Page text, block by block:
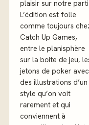
plaisir sur notre
L’édition est folle
comme toujours
Catch Up Games,
entre le planisphère
sur la boite de jeu,
jetons de poker avec
des illustrations d’un
style qu’on voit
rarement et qui
conviennent à